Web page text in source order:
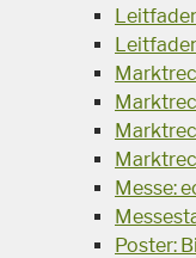
Messe:
Poster: